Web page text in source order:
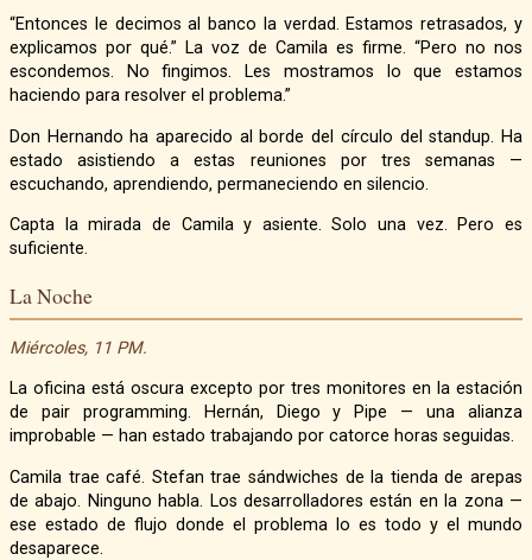
“Entonces le decimos al banco la verdad. Estamos retrasados, y
explicamos por qué.” La voz de Camila es firme. “Pero no nos
escondemos. No fingimos. Les mostramos lo que estamos
haciendo para resolver el problema.”
Don Hernando ha aparecido al borde del círculo del standup. Ha
estado asistiendo a estas reuniones por tres semanas —
escuchando, aprendiendo, permaneciendo en silencio.
Capta la mirada de Camila y asiente. Solo una vez. Pero es
suficiente.
La Noche
Miércoles, 11 PM.
La oficina está oscura excepto por tres monitores en la estación
de pair programming. Hernán, Diego y Pipe — una alianza
improbable — han estado trabajando por catorce horas seguidas.
Camila trae café. Stefan trae sándwiches de la tienda de arepas
de abajo. Ninguno habla. Los desarrolladores están en la zona —
ese estado de flujo donde el problema lo es todo y el mundo
desaparece.